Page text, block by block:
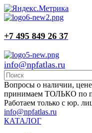
+7 495 849 26 37
info@npfatlas.ru
Вопросы о наличии,
принимаем ТОЛЬКО по
Работаем только с юр.
info@npfatlas.ru
КАТАЛОГ